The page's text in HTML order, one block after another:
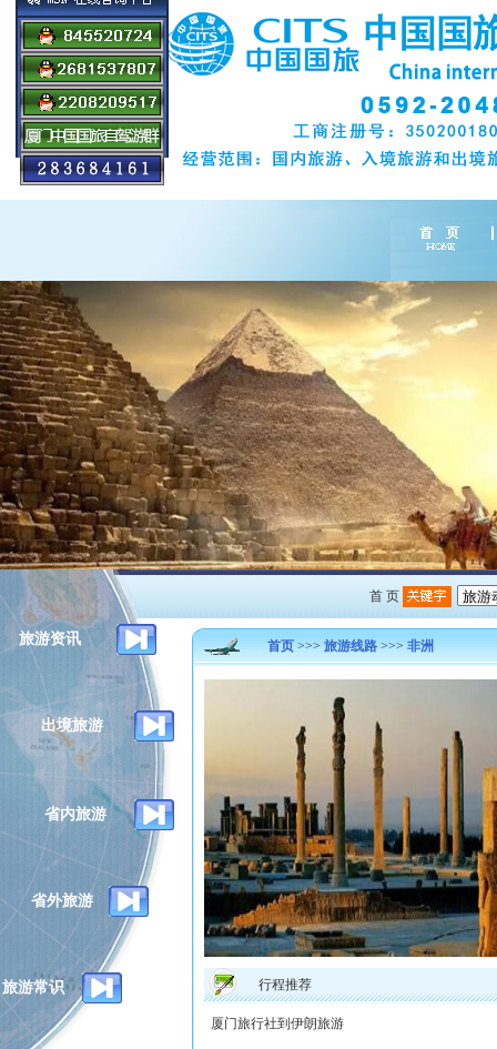
首 页
旅游资讯
出境旅游
省内旅游
省外旅游
旅游常识
首页>>> 旅游线路 >>> 非洲
行程推荐
厦门旅行社到伊朗旅游